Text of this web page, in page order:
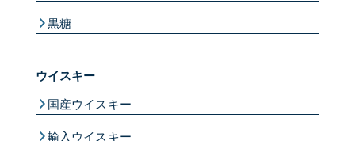
黒糖
ウイスキー
国産ウイスキー
輸入ウイスキー